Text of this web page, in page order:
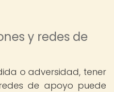
y redes de
o adversidad, tener
de apoyo puede